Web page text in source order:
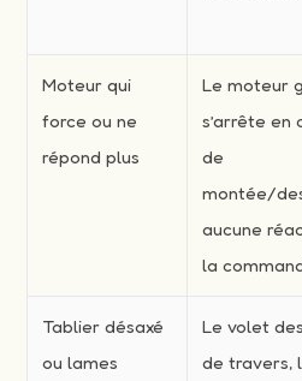
Moteur qui
force ou ne
répond plus
Le moteur
s’arrête en
de
montée/
aucune
la
Tablier désaxé
ou lames
Le volet
de travers,